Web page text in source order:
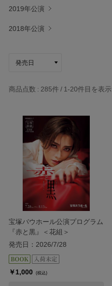
2019年公演
2018年公演
商品点数 285件 1-20件目を表示
宝塚バウホール公演プログラム
『赤と黒』＜花組＞
発売日：2026/7/28
￥1,000 (税込)